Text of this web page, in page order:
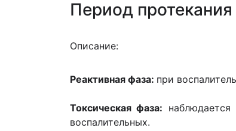
Период протекания
Описание:
Реактивная фаза: при
Токсическая фаза:
воспалительных.